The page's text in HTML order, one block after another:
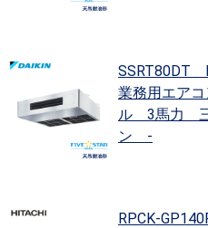
SSRT80DT
業務用エア
ル 3馬力 三
ン -
RPCK-